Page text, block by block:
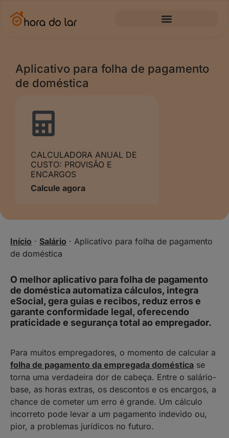
Aplicativo para folha de pagamento
de doméstica
CALCULADORA ANUAL DE
CUSTO: PROVISÃO E
ENCARGOS
Calcule agora
Início · Salário · Aplicativo para folha de pagamento
de doméstica
O melhor aplicativo para folha de pagamento
de doméstica automatiza cálculos, integra
eSocial, gera guias e recibos, reduz erros e
garante conformidade legal, oferecendo
praticidade e segurança total ao empregador.
Para muitos empregadores, o momento de calcular a
folha de pagamento da empregada doméstica se
torna uma verdadeira dor de cabeça. Entre o salário-
base, as horas extras, os descontos e os encargos, a
chance de cometer um erro é grande. Um cálculo
incorreto pode levar a um pagamento indevido ou,
pior, a problemas jurídicos no futuro.